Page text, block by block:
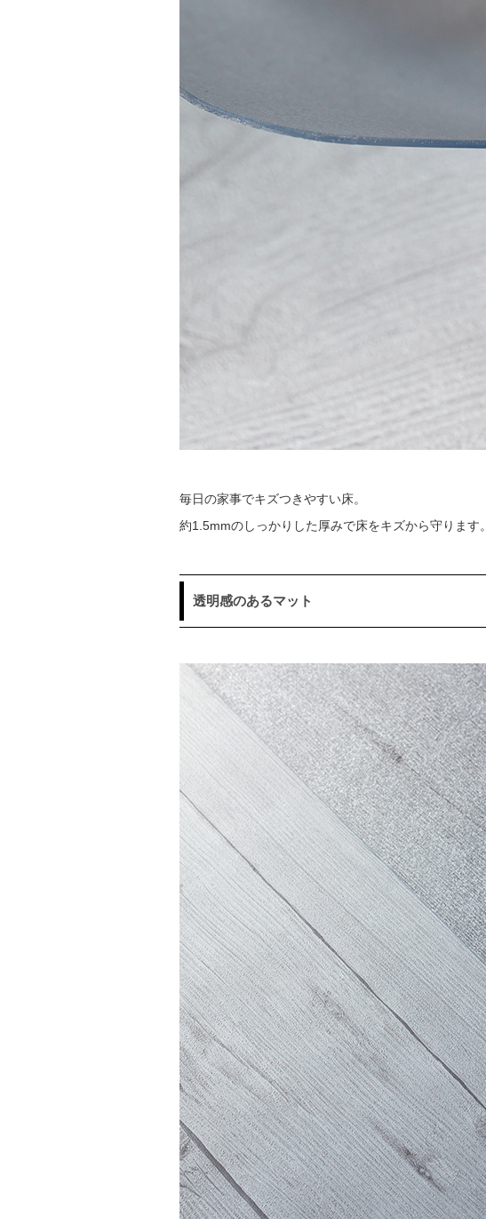
毎日の家事でキズつきやすい床。
約1.5mmのしっかりした厚みで床をキズから守ります。
透明感のあるマット